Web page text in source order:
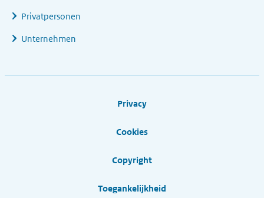
Privatpersonen
Unternehmen
Privacy
Cookies
Copyright
Toegankelijkheid